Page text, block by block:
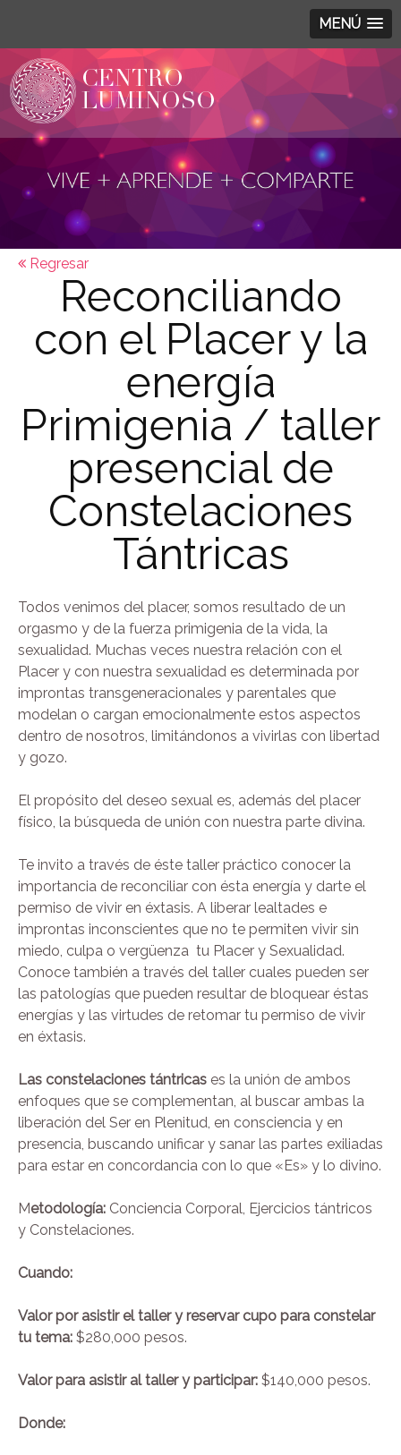
MENÚ
Regresar
Reconciliando
con el Placer y la
energía
Primigenia / taller
presencial de
Constelaciones
Tántricas
Todos venimos del placer, somos resultado de un
orgasmo y de la fuerza primigenia de la vida, la
sexualidad. Muchas veces nuestra relación con el
Placer y con nuestra sexualidad es determinada por
improntas transgeneracionales y parentales que
modelan o cargan emocionalmente estos aspectos
dentro de nosotros, limitándonos a vivirlas con libertad
y gozo.
El propósito del deseo sexual es, además del placer
físico, la búsqueda de unión con nuestra parte divina.
Te invito a través de éste taller práctico conocer la
importancia de reconciliar con ésta energía y darte el
permiso de vivir en éxtasis. A liberar lealtades e
improntas inconscientes que no te permiten vivir sin
miedo, culpa o vergüenza tu Placer y Sexualidad.
Conoce también a través del taller cuales pueden ser
las patologías que pueden resultar de bloquear éstas
energías y las virtudes de retomar tu permiso de vivir
en éxtasis.
Las constelaciones tántricas es la unión de ambos
enfoques que se complementan, al buscar ambas la
liberación del Ser en Plenitud, en consciencia y en
presencia, buscando unificar y sanar las partes exiliadas
para estar en concordancia con lo que «Es» y lo divino.
Metodología: Conciencia Corporal, Ejercicios tántricos
y Constelaciones.
Cuando:
Valor por asistir el taller y reservar cupo para constelar
tu tema: $280,000 pesos.
Valor para asistir al taller y participar: $140,000 pesos.
Donde: